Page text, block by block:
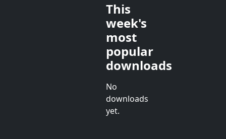
This
week's
most
popular
downloads
No
downloads
yet.